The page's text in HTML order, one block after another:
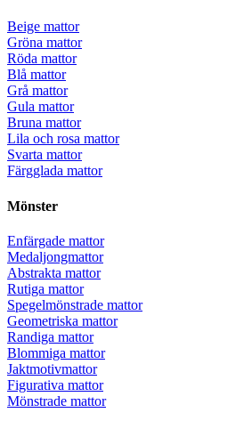
Beige mattor
Gröna mattor
Röda mattor
Blå mattor
Grå mattor
Gula mattor
Bruna mattor
Lila och rosa mattor
Svarta mattor
Färgglada mattor
Mönster
Enfärgade mattor
Medaljongmattor
Abstrakta mattor
Rutiga mattor
Spegelmönstrade mattor
Geometriska mattor
Randiga mattor
Blommiga mattor
Jaktmotivmattor
Figurativa mattor
Mönstrade mattor